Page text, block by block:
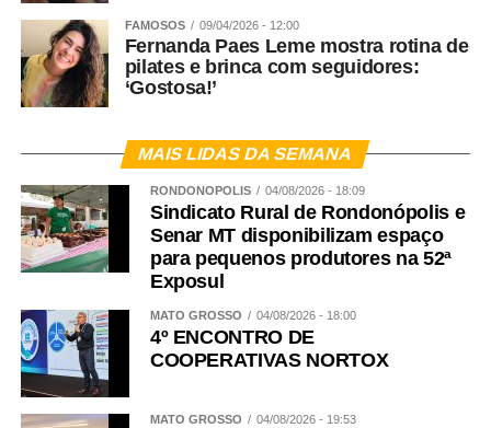
FAMOSOS 09/04/2026 - 12:00
Fernanda Paes Leme mostra rotina de
pilates e brinca com seguidores:
‘Gostosa!’
MAIS LIDAS DA SEMANA
RONDONÓPOLIS 04/08/2026 - 18:09
Sindicato Rural de Rondonópolis e
Senar MT disponibilizam espaço
para pequenos produtores na 52ª
Exposul
MATO GROSSO 04/08/2026 - 18:00
4º ENCONTRO DE
COOPERATIVAS NORTOX
MATO GROSSO 04/08/2026 - 19:53